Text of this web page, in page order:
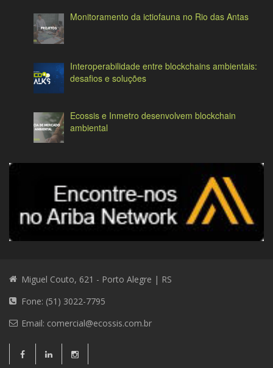
Monitoramento da ictiofauna no Rio das Antas
Interoperabilidade entre blockchains ambientais:
desafios e soluções
Ecossis e Inmetro desenvolvem blockchain
ambiental
Miguel Couto, 621 - Porto Alegre | RS
Fone: (51) 3022-7795
Email: comercial@ecossis.com.br